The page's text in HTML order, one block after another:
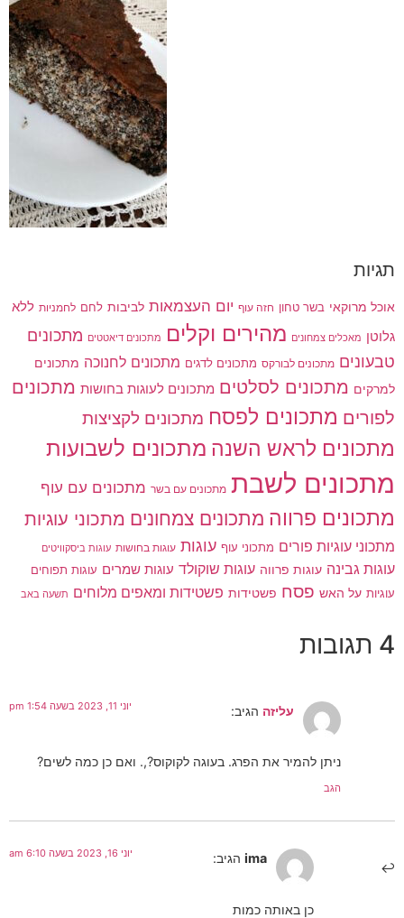
תגיות
אוכל מרוקאי בשר טחון חזה עוף יום העצמאות לביבות לחם לחמניות ללא
גלוטן מאכלים צמחונים מהירים וקלים מתכונים דיאטטים מתכונים
טבעונים מתכונים לבורקס מתכונים לדגים מתכונים לחנוכה מתכונים
למרקים מתכונים לסלטים מתכונים לעוגות בחושות מתכונים
לפורים מתכונים לפסח מתכונים לקציצות
מתכונים לראש השנה מתכונים לשבועות
מתכונים לשבת מתכונים עם בשר מתכונים עם עוף
מתכונים פרווה מתכונים צמחונים מתכוני עוגיות
מתכוני עוגיות פורים מתכוני עוף עוגות עוגות בחושות עוגות ביסקוויטים
עוגות גבינה עוגות פרווה עוגות שוקולד עוגות שמרים עוגות תפוחים
עוגיות על האש פסח פשטידות פשטידות ומאפים מלוחים תשעה באב
4 תגובות
עליזה הגיב: יוני 11, 2023 בשעה 1:54 pm
ניתן להמיר את הפרג. בעוגה לקוקוס?,. ואם כן כמה לשים?
הגב
ima הגיב: יוני 16, 2023 בשעה 6:10 am
כן באותה כמות